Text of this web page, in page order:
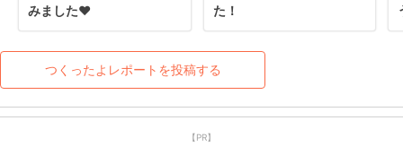
みました❤️
た！
つくったよレポートを投稿する
【PR】